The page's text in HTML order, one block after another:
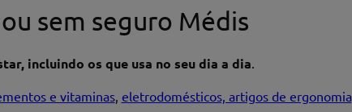
sem seguro Médis
incluindo os que usa no seu dia a dia
e vitaminas, eletrodomésticos, artigos de ergonomia